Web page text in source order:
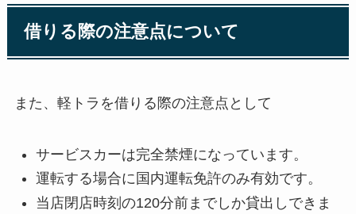
借りる際の注意点について
また、軽トラを借りる際の注意点として
サービスカーは完全禁煙になっています。
運転する場合に国内運転免許のみ有効です。
当店閉店時刻の120分前までしか貸出しできま